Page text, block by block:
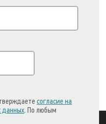
согласие на
данных. По любым